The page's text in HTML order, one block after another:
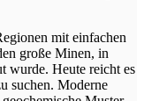
mit einfachen
große Minen, in
wurde. Heute reicht es
suchen. Moderne